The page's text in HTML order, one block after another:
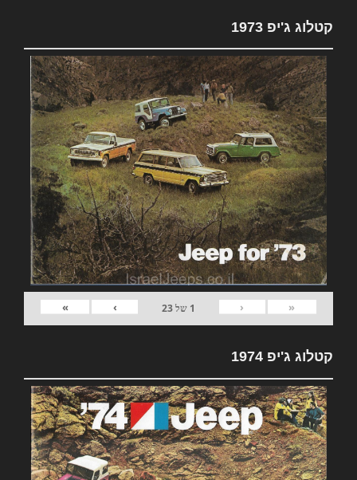
קטלוג ג'יפ 1973
«
‹
1 של23
›
»
קטלוג ג'יפ 1974